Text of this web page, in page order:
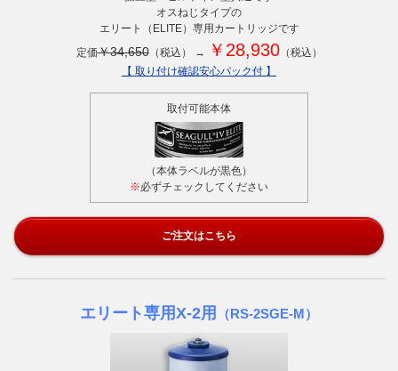
オスねじタイプの
エリート（ELITE）専用カートリッジです
定価￥34,650（税込） → ￥ 28,930（税込）
【 取り付け確認安心パック付 】
取付可能本体
（本体ラベルが黒色）
※必ずチェックしてください
ご注文はこちら
エリート専用X-2用 （RS-2SGE-M）